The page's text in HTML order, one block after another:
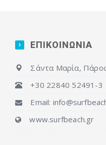
ΕΠΙΚΟΙΝΩΝΙΑ
Σάντα Μαρία,
+30 22840 52491-3
Email:
www.surfbeach.gr